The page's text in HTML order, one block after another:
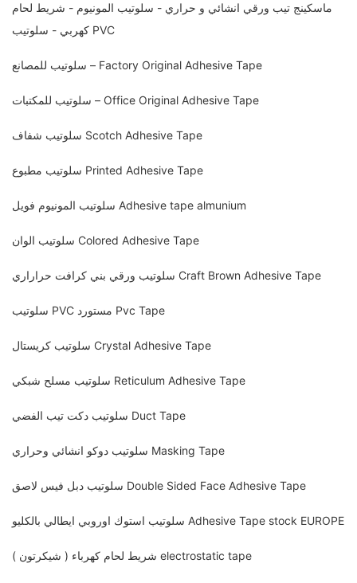
ماسكينج تيب ورقي انشائي و حراري - سلوتيب المونيوم - شريط لحام
كهربي - سلوتيب PVC
سلوتيب للمصانع – Factory Original Adhesive Tape
سلوتيب للمكتبات – Office Original Adhesive Tape
سلوتيب شفاف Scotch Adhesive Tape
سلوتيب مطبوع Printed Adhesive Tape
سلوتيب المونيوم فويل Adhesive tape almunium
سلوتيب الوان Colored Adhesive Tape
سلوتيب ورقي بني كرافت حراراري Craft Brown Adhesive Tape
سلوتيب PVC مستورد Pvc Tape
سلوتيب كريستال Crystal Adhesive Tape
سلوتيب مسلح شبكي Reticulum Adhesive Tape
سلوتيب دكت تيب الفضي Duct Tape
سلوتيب دوكو انشائي وحراري Masking Tape
سلوتيب دبل فيس لاصق Double Sided Face Adhesive Tape
سلوتيب استوك اوروبي ايطالي بالكليو Adhesive Tape stock EUROPE
شريط لحام كهرباء ( شيكرتون ) electrostatic tape